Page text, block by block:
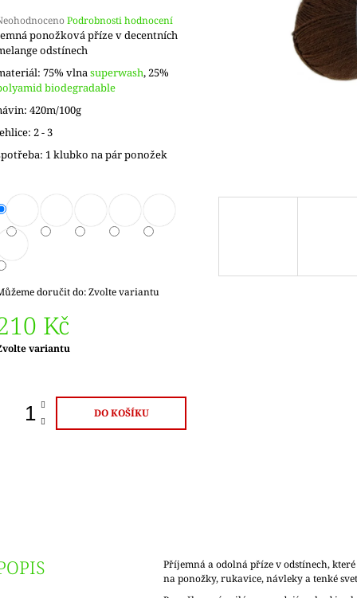
Podrobnosti hodnocení
ponožková příze v decentních
odstínech
75% vlnasuperwash, 25%
biodegradable
420m/100g
2 - 3
1 klubko na pár ponožek
doručit do:Zvolte variantu
Kč
variantu
DO KOŠÍKU
Příjemná a odolná příze v odstínech,
na ponožky, rukavice, návleky a tenké